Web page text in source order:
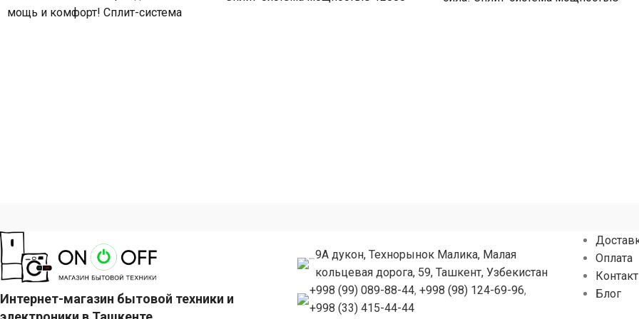
мощь и комфорт! Сплит-система
Интернет-магазин бытовой техники и
9А дукон, Технорынок Малика, Малая
кольцевая дорога, 59, Ташкент, Узбекистан
+998 (99) 089-88-44,+998 (98) 124-69-96,
+998 (33) 415-44-44
Оплата
Блог